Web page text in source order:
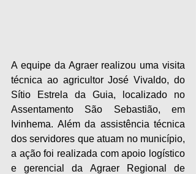
A equipe da Agraer realizou uma visita
técnica ao agricultor José Vivaldo, do
Sítio Estrela da Guia, localizado no
Assentamento São Sebastião, em
Ivinhema. Além da assistência técnica
dos servidores que atuam no município,
a ação foi realizada com apoio logístico
e gerencial da Agraer Regional de